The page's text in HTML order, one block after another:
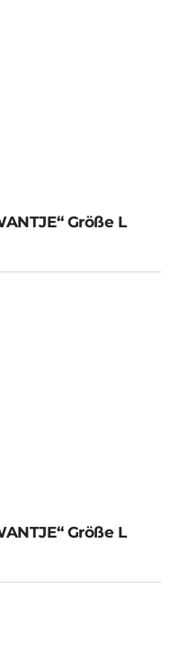
Größe LGröße L
Größe LGröße L